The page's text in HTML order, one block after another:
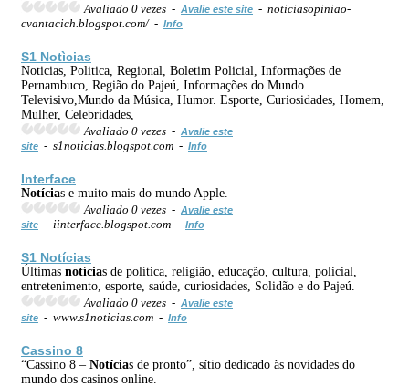
Avaliado 0 vezes - Avalie este site - noticiasopiniao-
cvantacich.blogspot.com/ - Info
S1 Notìcias
Noticias, Politica, Regional, Boletim Policial, Informações de
Pernambuco, Região do Pajeú, Informações do Mundo
Televisivo,Mundo da Música, Humor. Esporte, Curiosidades, Homem,
Mulher, Celebridades,
Avaliado 0 vezes - Avalie este
site - s1noticias.blogspot.com - Info
Interface
Notícias e muito mais do mundo Apple.
Avaliado 0 vezes - Avalie este
site - iinterface.blogspot.com - Info
S1 Notícias
Últimas notícias de política, religião, educação, cultura, policial,
entretenimento, esporte, saúde, curiosidades, Solidão e do Pajeú.
Avaliado 0 vezes - Avalie este
site - www.s1noticias.com - Info
Cassino 8
“Cassino 8 – Notícias de pronto”, sítio dedicado às novidades do
mundo dos casinos online.